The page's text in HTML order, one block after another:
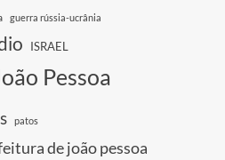
guerra rússia-ucrânia
ISRAEL
Pessoa
patos
de joão pessoa